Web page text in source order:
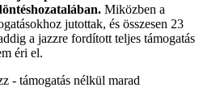
Miközben a
jutottak, és összesen 23
a jazzre fordított teljes támogatás
éri el.